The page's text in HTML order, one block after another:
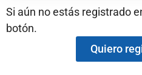
Si aún no estás registrado
botón.
Quiero